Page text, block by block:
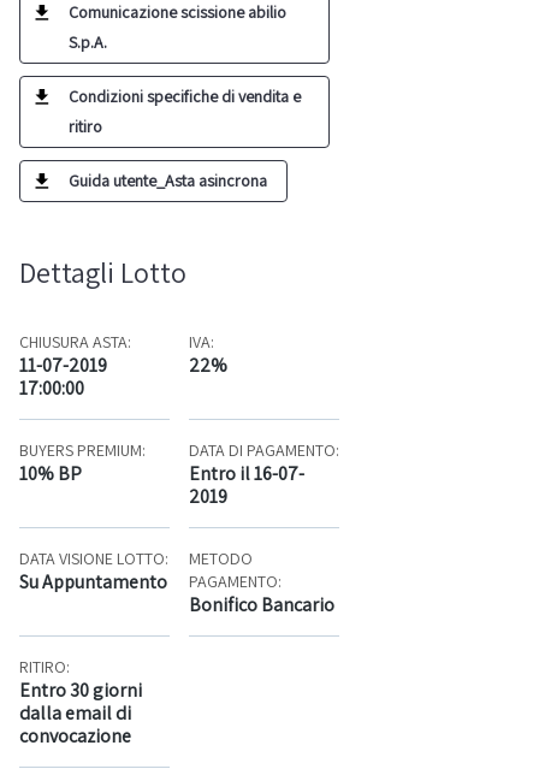
Comunicazione scissione abilio
S.p.A.
Condizioni specifiche di vendita e
ritiro
Guida utente_Asta asincrona
Dettagli Lotto
CHIUSURA ASTA:
11-07-2019
17:00:00
IVA:
22%
BUYERS PREMIUM:
10% BP
DATA DI PAGAMENTO:
Entro il 16-07-
2019
DATA VISIONE LOTTO:
Su Appuntamento
METODO
PAGAMENTO:
Bonifico Bancario
RITIRO:
Entro 30 giorni
dalla email di
convocazione